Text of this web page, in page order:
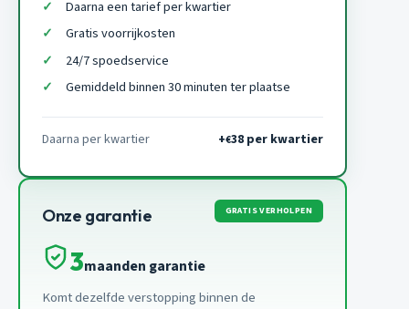
Daarna een tarief per kwartier
Gratis voorrijkosten
24/7 spoedservice
Gemiddeld binnen 30 minuten ter plaatse
Daarna per kwartier +€38 per kwartier
Onze garantie GRATIS VERHOLPEN
3maanden garantie
Komt dezelfde verstopping binnen de